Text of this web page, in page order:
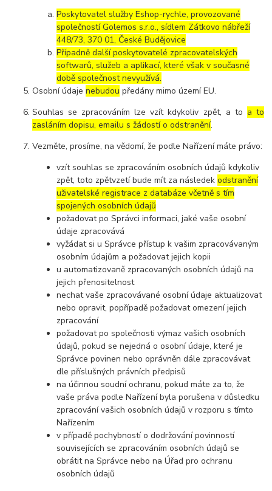
Poskytovatel služby Eshop-rychle, provozované
společností Golemos s.r.o., sídlem Zátkovo nábřeží
448/73, 370 01, České Budějovice
Případně další poskytovatelé zpracovatelských
softwarů, služeb a aplikací, které však v současné
době společnost nevyužívá.
Osobní údajenebudou předány mimo území EU.
Souhlas se zpracováním lze vzít kdykoliv zpět, a to a to
zasláním dopisu, emailu s žádostí o odstranění.
Vezměte, prosíme, na vědomí, že podle Nařízení máte právo:
vzít souhlas se zpracováním osobních údajů kdykoliv
zpět, toto zpětvzetí bude mít za následekodstranění
uživatelské registrace z databáze včetně s tím
spojených osobních údajů
požadovat po Správci informaci, jaké vaše osobní
údaje zpracovává
vyžádat si u Správce přístup k vašim zpracovávaným
osobním údajům a požadovat jejich kopii
u automatizovaně zpracovaných osobních údajů na
jejich přenositelnost
nechat vaše zpracovávané osobní údaje aktualizovat
nebo opravit, popřípadě požadovat omezení jejich
zpracování
požadovat po společnosti výmaz vašich osobních
údajů, pokud se nejedná o osobní údaje, které je
Správce povinen nebo oprávněn dále zpracovávat
dle příslušných právních předpisů
na účinnou soudní ochranu, pokud máte za to, že
vaše práva podle Nařízení byla porušena v důsledku
zpracování vašich osobních údajů v rozporu s tímto
Nařízením
v případě pochybností o dodržování povinností
souvisejících se zpracováním osobních údajů se
obrátit na Správce nebo na Úřad pro ochranu
osobních údajů